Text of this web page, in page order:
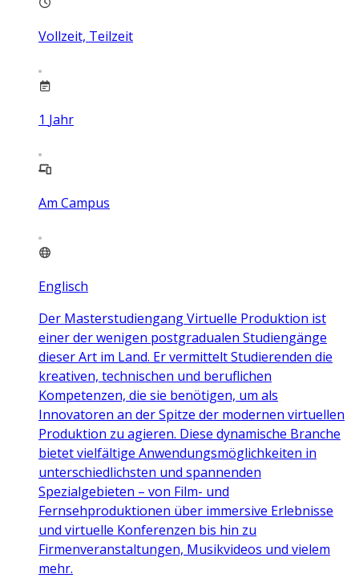
Vollzeit, Teilzeit
1 Jahr
Am Campus
Englisch
Der Masterstudiengang Virtuelle Produktion ist
einer der wenigen postgradualen Studiengänge
dieser Art im Land. Er vermittelt Studierenden die
kreativen, technischen und beruflichen
Kompetenzen, die sie benötigen, um als
Innovatoren an der Spitze der modernen virtuellen
Produktion zu agieren. Diese dynamische Branche
bietet vielfältige Anwendungsmöglichkeiten in
unterschiedlichsten und spannenden
Spezialgebieten – von Film- und
Fernsehproduktionen über immersive Erlebnisse
und virtuelle Konferenzen bis hin zu
Firmenveranstaltungen, Musikvideos und vielem
mehr.